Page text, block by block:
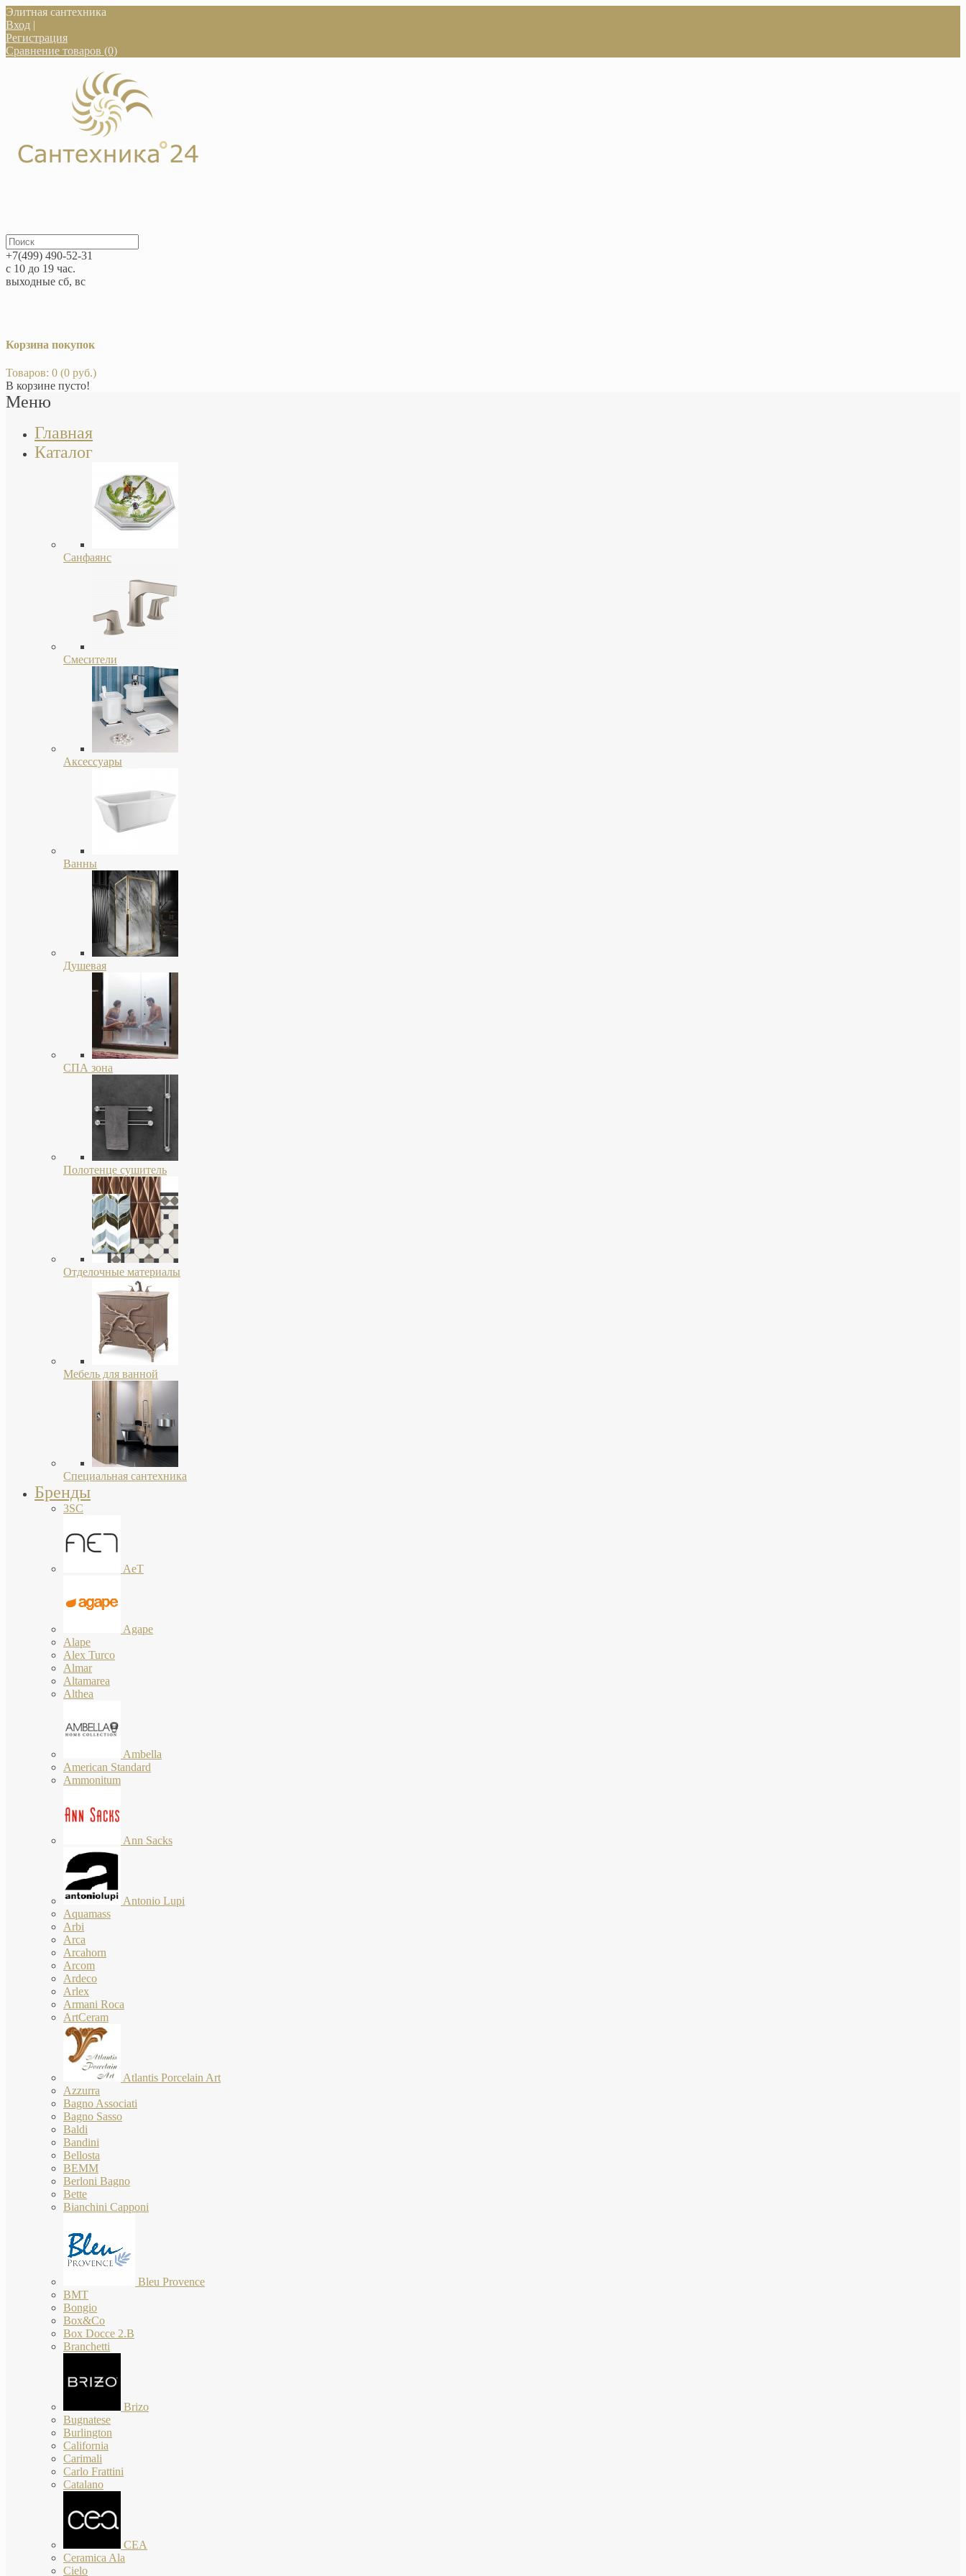
Элитная сантехника
Вход |
Регистрация
Сравнение товаров (0)
+7(499) 490-52-31
с 10 до 19 час.
выходные сб, вс
Корзина покупок
Товаров: 0 (0 руб.)
В корзине пусто!
Меню
Главная
Каталог
Санфаянс
Смесители
Аксессуары
Ванны
Душевая
СПА зона
Полотенце сушитель
Отделочные материалы
Мебель для ванной
Специальная сантехника
Бренды
3SC
AeT
Agape
Alape
Alex Turco
Almar
Altamarea
Althea
Ambella
American Standard
Ammonitum
Ann Sacks
Antonio Lupi
Aquamass
Arbi
Arca
Arcahorn
Arcom
Ardeco
Arlex
Armani Roca
ArtCeram
Atlantis Porcelain Art
Azzurra
Bagno Associati
Bagno Sasso
Baldi
Bandini
Bellosta
BEMM
Berloni Bagno
Bette
Bianchini Capponi
Bleu Provence
BMT
Bongio
Box&Co
Box Docce 2.B
Branchetti
Brizo
Bugnatese
Burlington
California
Carimali
Carlo Frattini
Catalano
CEA
Ceramica Ala
Cielo